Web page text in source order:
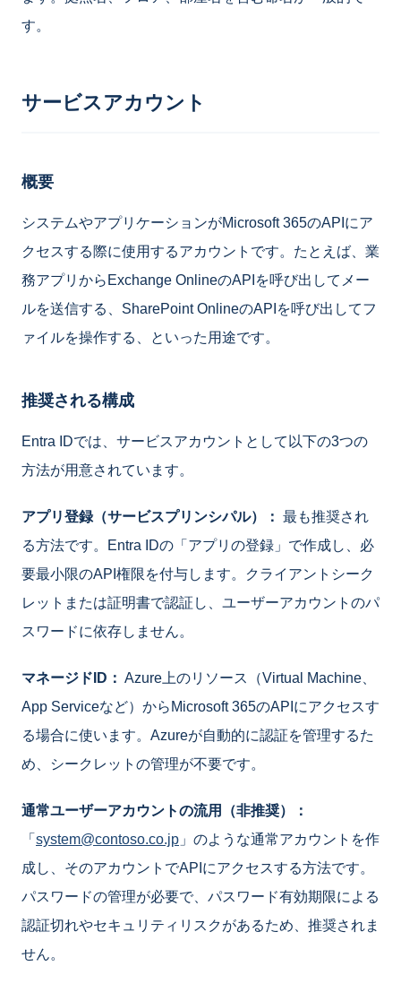
す。
サービスアカウント
概要
システムやアプリケーションがMicrosoft 365のAPIにア
クセスする際に使用するアカウントです。たとえば、業
務アプリからExchange OnlineのAPIを呼び出してメー
ルを送信する、SharePoint OnlineのAPIを呼び出してフ
ァイルを操作する、といった用途です。
推奨される構成
Entra IDでは、サービスアカウントとして以下の3つの
方法が用意されています。
アプリ登録（サービスプリンシパル）： 最も推奨され
る方法です。Entra IDの「アプリの登録」で作成し、必
要最小限のAPI権限を付与します。クライアントシーク
レットまたは証明書で認証し、ユーザーアカウントのパ
スワードに依存しません。
マネージドID： Azure上のリソース（Virtual Machine、
App Serviceなど）からMicrosoft 365のAPIにアクセスす
る場合に使います。Azureが自動的に認証を管理するた
め、シークレットの管理が不要です。
通常ユーザーアカウントの流用（非推奨）：
「 system@contoso.co.jp 」のような通常アカウントを作
成し、そのアカウントでAPIにアクセスする方法です。
パスワードの管理が必要で、パスワード有効期限による
認証切れやセキュリティリスクがあるため、推奨されま
せん。